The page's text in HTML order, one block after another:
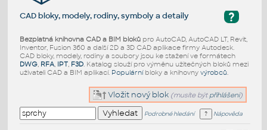
?
CAD bloky, modely, rodiny, symboly a detaily
Bezplatná knihovna CAD a BIM blokůpro AutoCAD, AutoCAD LT, Revit,
Inventor, Fusion 360 a další 2D a 3D CAD aplikace firmy Autodesk.
CAD bloky, modely, rodiny a soubory jsou ke stažení ve formátech
DWG, RFA, IPT, F3D. Katalog slouží pro výměnu užitečných bloků mezi
uživateli CAD a BIM aplikací. Populárníbloky a knihovny výrobců.
Vložit nový blok (musíte být přihlášeni)
Podrobné hledání Nápověda